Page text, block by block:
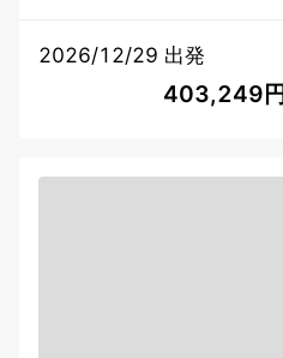
2026/12/29 出発
403,249円